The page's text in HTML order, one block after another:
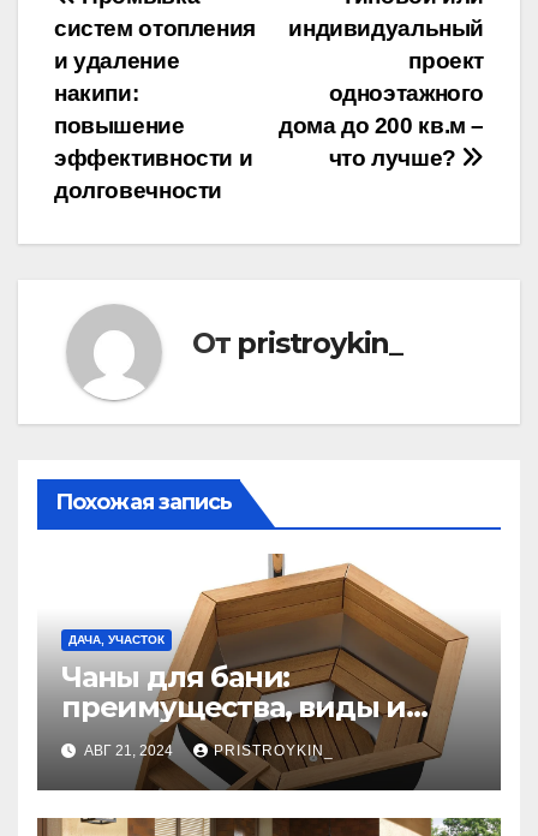
по
записям
индивидуальный
проект
одноэтажного
дома до 200 кв.м –
что лучше?
систем отопления
и удаление
накипи:
повышение
эффективности и
долговечности
От pristroykin_
Похожая запись
ДАЧА, УЧАСТОК
Чаны для бани:
преимущества, виды и
особенности
использования
АВГ 21, 2024 PRISTROYKIN_